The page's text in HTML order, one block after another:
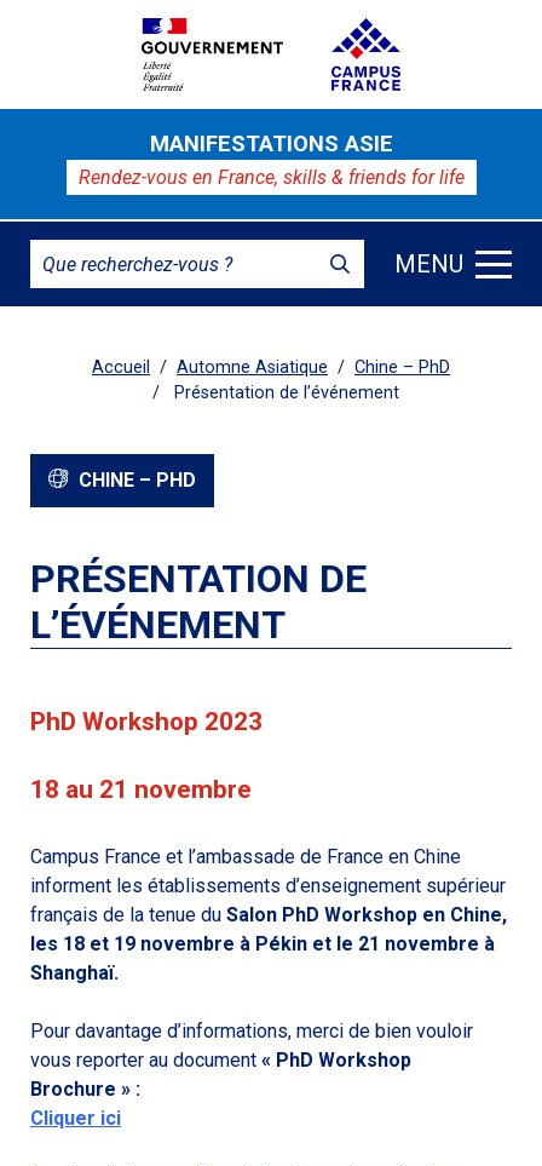
MANIFESTATIONS ASIE
Rendez-vous en France, skills & friends for life
MENU
Accueil Automne Asiatique
Chine – PhD
Présentation de l’événement
CHINE – PHD
PRÉSENTATION DE
L’ÉVÉNEMENT
PhD Workshop 2023
18 au 21 novembre
Campus France et l’ambassade de France en Chine
informent les établissements d’enseignement supérieur
français de la tenue du Salon PhD Workshop en Chine,
les 18 et 19 novembre à Pékin et le 21 novembre à
Shanghaï.
Pour davantage d’informations, merci de bien vouloir
vous reporter au document « PhD Workshop
Brochure » :
Cliquer ici